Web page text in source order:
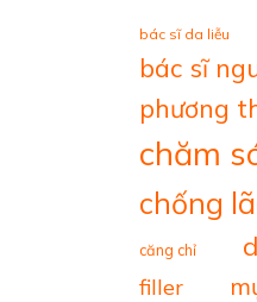
bác sĩ da liễu
bác sĩ
phương
chăm
chống
căng chỉ
filler